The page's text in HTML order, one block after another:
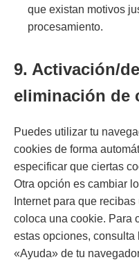
que existan motivos
procesamiento.
9. Activación/
eliminación de
Puedes utilizar tu
cookies de forma
especificar que ciertas
Otra opción es cambiar
Internet para que
coloca una cookie. Para
estas opciones,
«Ayuda» de tu